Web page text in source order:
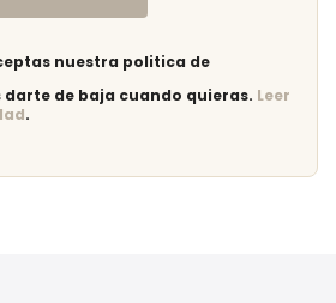
nuestra politica de
darte de baja cuando quieras. Leer
.